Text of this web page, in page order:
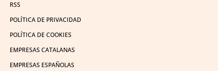
RSS
POLÍTICA DE PRIVACIDAD
POLÍTICA DE COOKIES
EMPRESAS CATALANAS
EMPRESAS ESPAÑOLAS